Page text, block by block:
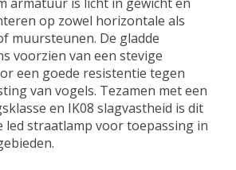
op zowel horizontale als
muursteunen. De gladde
voorzien van een stevige
een goede resistentie tegen
van vogels. Tezamen met een
en IK08 slagvastheid is dit
led straatlamp voor toepassing in